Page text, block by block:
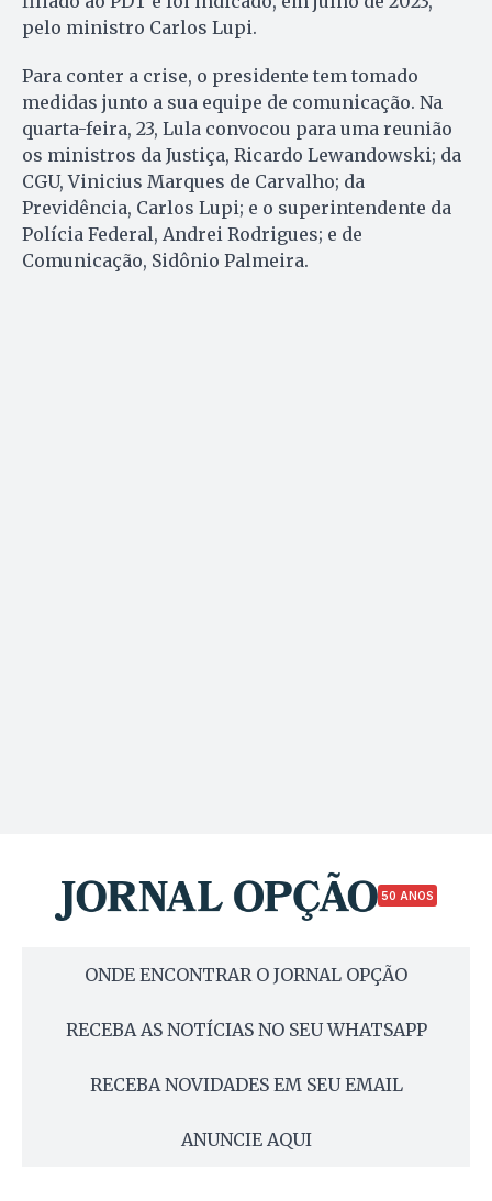
pelo ministro Carlos Lupi.
Para conter a crise, o presidente tem tomado
medidas junto a sua equipe de comunicação. Na
quarta-feira, 23, Lula convocou para uma reunião
os ministros da Justiça, Ricardo Lewandowski; da
CGU, Vinicius Marques de Carvalho; da
Previdência, Carlos Lupi; e o superintendente da
Polícia Federal, Andrei Rodrigues; e de
Comunicação, Sidônio Palmeira.
50 ANOS
ONDE ENCONTRAR O JORNAL OPÇÃO
RECEBA AS NOTÍCIAS NO SEU WHATSAPP
RECEBA NOVIDADES EM SEU EMAIL
ANUNCIE AQUI